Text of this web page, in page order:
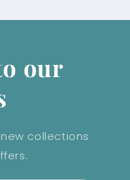
our
collections